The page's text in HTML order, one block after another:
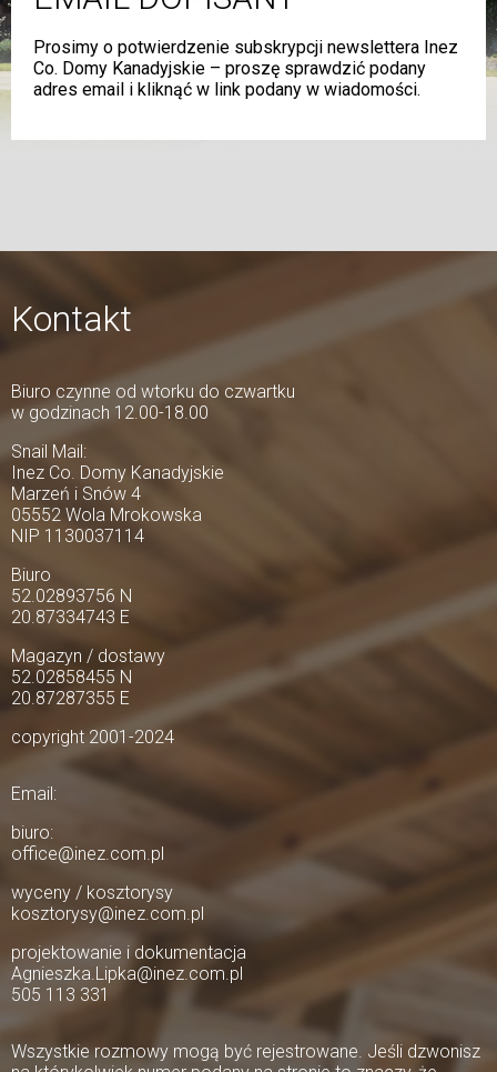
Prosimy o potwierdzenie subskrypcji newslettera Inez
Co. Domy Kanadyjskie – proszę sprawdzić podany
adres email i kliknąć w link podany w wiadomości.
Kontakt
Biuro czynne od wtorku do czwartku
w godzinach 12.00-18.00
Snail Mail:
Inez Co. Domy Kanadyjskie
Marzeń i Snów 4
05552 Wola Mrokowska
NIP 1130037114
Biuro
52.02893756 N
20.87334743 E
Magazyn / dostawy
52.02858455 N
20.87287355 E
copyright 2001-2024
Email:
biuro:
office@inez.com.pl
wyceny / kosztorysy
kosztorysy@inez.com.pl
projektowanie i dokumentacja
Agnieszka.Lipka@inez.com.pl
505 113 331
Wszystkie rozmowy mogą być rejestrowane. Jeśli dzwonisz